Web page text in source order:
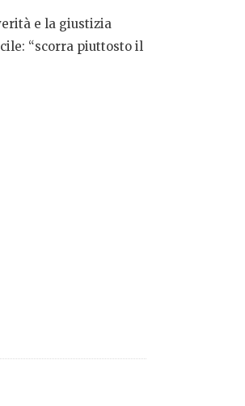
e la giustizia
“scorra piuttosto il